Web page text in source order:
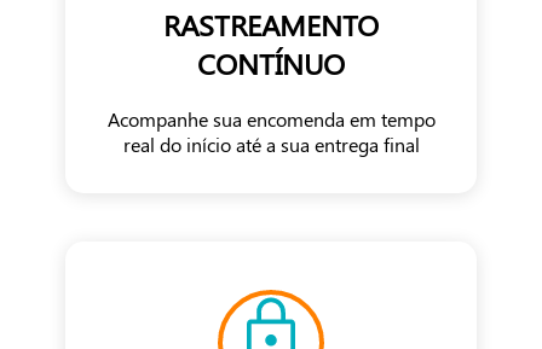
RASTREAMENTO
CONTÍNUO
Acompanhe sua encomenda em tempo
real do início até a sua entrega final